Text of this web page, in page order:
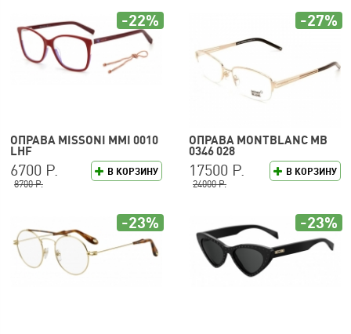
ОПРАВА MISSONI MMI 0010
LHF
В КОРЗИНУ
6700 Р.
8700 Р.
-22%
ОПРАВА MONTBLANC MB
0346 028
В КОРЗИНУ
17500 Р.
24000 Р.
-27%
-23% -23%